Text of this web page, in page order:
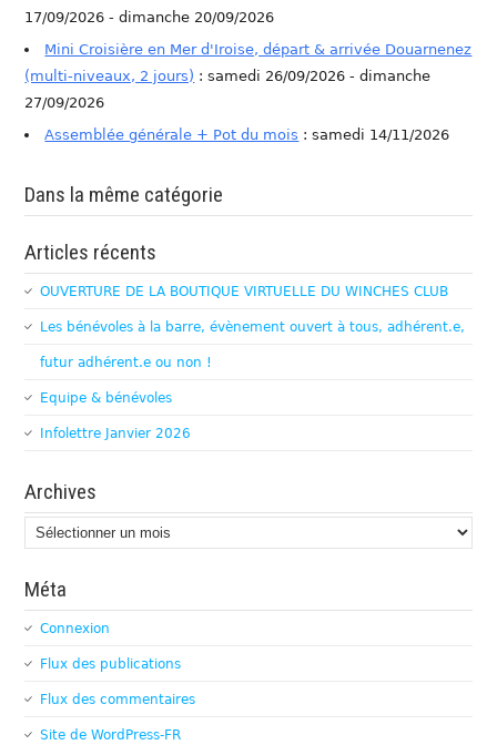
17/09/2026 - dimanche 20/09/2026
Mini Croisière en Mer d'Iroise, départ & arrivée Douarnenez
(multi-niveaux, 2 jours) : samedi 26/09/2026 - dimanche
27/09/2026
Assemblée générale + Pot du mois : samedi 14/11/2026
Dans la même catégorie
Articles récents
OUVERTURE DE LA BOUTIQUE VIRTUELLE DU WINCHES CLUB
Les bénévoles à la barre, évènement ouvert à tous, adhérent.e,
futur adhérent.e ou non !
Equipe & bénévoles
Infolettre Janvier 2026
Archives
Archives
Méta
Connexion
Flux des publications
Flux des commentaires
Site de WordPress-FR